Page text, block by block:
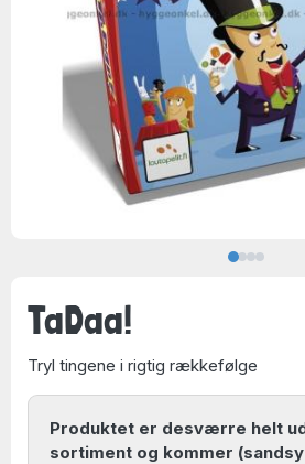
TaDaa!
Tryl tingene i rigtig rækkefølge
Produktet er desværre helt
sortiment og kommer